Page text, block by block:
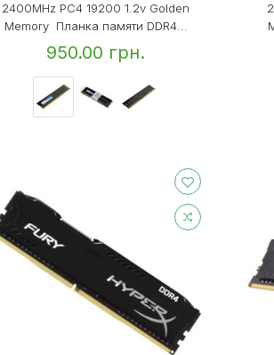
2400MHz PC4 19200 1.2v Golden
Memory Планка памяти DDR4...
950.00 грн.